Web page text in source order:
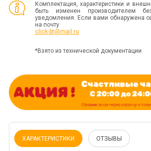
Комплектация, характеристики и
быть изменен производителем
уведомления. Если вами обнаружена
на почту
click-bt@mail.ru
*Взято из технической документации
ХАРАКТЕРИСТИКИ ОТЗЫВЫ